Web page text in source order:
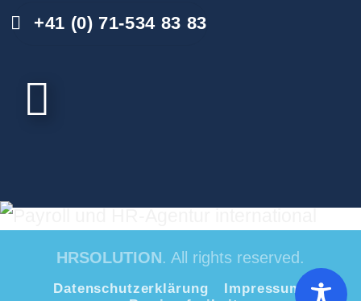
+41 (0) 71-534 83 83
HRSOLUTION. All rights reserved.
Datenschutzerklärung
Impressum